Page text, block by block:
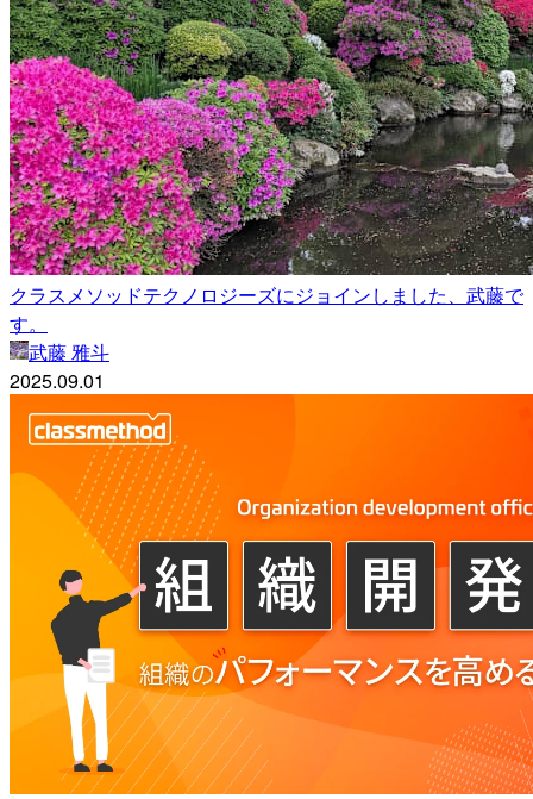
クラスメソッドテクノロジーズにジョインしました、武藤で
す。
武藤 雅斗
2025.09.01